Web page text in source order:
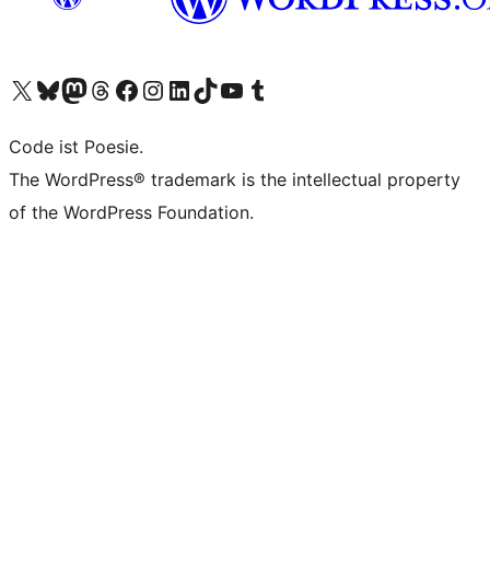
Visit our X (formerly Twitter) account
Visit our Bluesky account
Visit our Mastodon account
Visit our Threads account
Visit our Facebook page
Visit our Instagram account
Visit our LinkedIn account
Visit our TikTok account
Visit our YouTube channel
Visit our Tumblr account
Code ist Poesie.
The WordPress® trademark is the intellectual property
of the WordPress Foundation.